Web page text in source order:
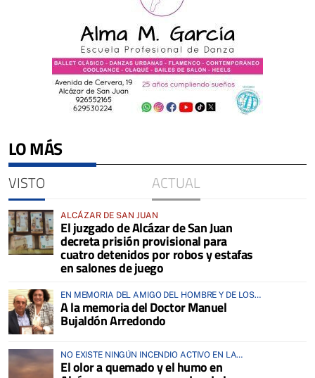
LO MÁS
VISTO ACTUAL
ALCÁZAR DE SAN JUAN
El juzgado de Alcázar de San Juan
decreta prisión provisional para
cuatro detenidos por robos y estafas
en salones de juego
EN MEMORIA DEL AMIGO DEL HOMBRE Y DE LOS
ANIMALES
A la memoria del Doctor Manuel
Bujaldón Arredondo
NO EXISTE NINGÚN INCENDIO ACTIVO EN LA
COMARCA
El olor a quemado y el humo en